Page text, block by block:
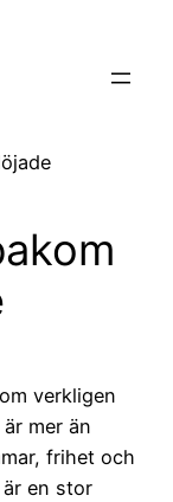
verkligen
mer än
frihet och
en stor